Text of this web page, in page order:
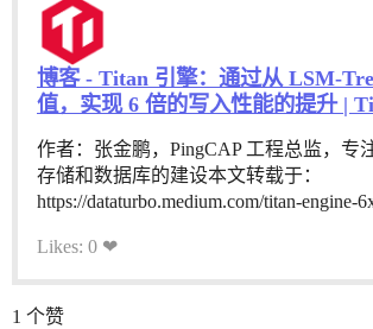
博客 - Titan 引擎：通过从 LSM-
值，实现 6 倍的写入性能的提升 |
作者：张金鹏，PingCAP 工程总监，专
存储和数据库的建设本文转载于：
https://dataturbo.medium.com/titan-engine-
Likes: 0 ❤
1 个赞